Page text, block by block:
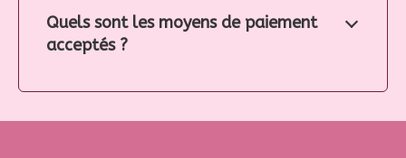
Quels sont les moyens de paiement
acceptés ?